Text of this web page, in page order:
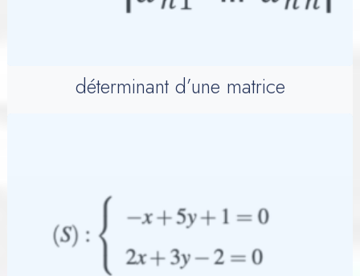
déterminant d’une matrice